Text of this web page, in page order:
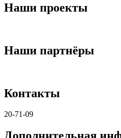
Наши проекты
Наши партнёры
Контакты
20-71-09